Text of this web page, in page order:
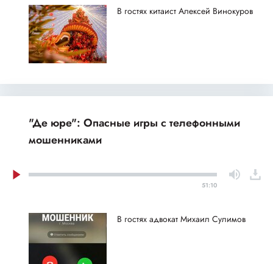
В гостях китаист Алексей Винокуров
"Де юре": Опасные игры с телефонными
мошенниками
51:10
В гостях адвокат Михаил Сулимов